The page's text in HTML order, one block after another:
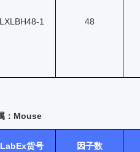
LXLBH48-1 48
：Mouse
LabEx货号 因子数